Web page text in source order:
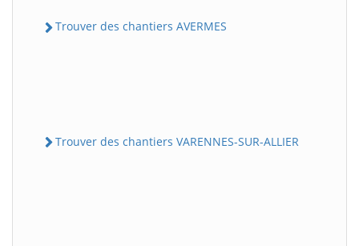
Trouver des chantiers AVERMES
Trouver des chantiers VARENNES-SUR-ALLIER